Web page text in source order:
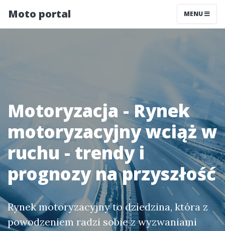
Moto portal MENU
Motoryzacja - Rynek
motoryzacyjny wciąż w
ruchu - trendy i
prognozy na przyszłość
Rynek motoryzacyjny to dziedzina, która z
powodzeniem radzi sobie z wyzwaniami